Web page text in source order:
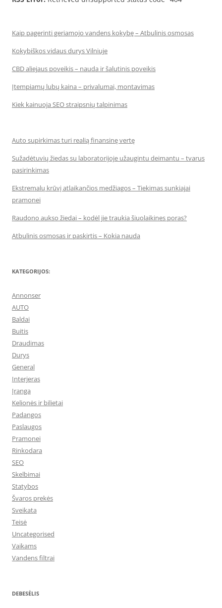
Kaip pagerinti geriamojo vandens kokybę – Atbulinis osmosas
Kokybiškos vidaus durys Vilniuje
CBD aliejaus poveikis – nauda ir šalutinis poveikis
Įtempiamų lubų kaina – privalumai, montavimas
Kiek kainuoja SEO straipsnių talpinimas
Auto supirkimas turi realią finansinę vertę
Sužadėtuvių žiedas su laboratorijoje užaugintu deimantu – tvarus
pasirinkimas
Ekstremalų krūvį atlaikančios medžiagos – Tiekimas sunkiajai
pramonei
Raudono aukso žiedai – kodėl jie traukia šiuolaikines poras?
Atbulinis osmosas ir paskirtis – Kokia nauda
KATEGORIJOS:
Annonser
AUTO
Baldai
Buitis
Draudimas
Durys
General
Interjeras
Įranga
Kelionės ir bilietai
Padangos
Paslaugos
Pramonei
Rinkodara
SEO
Skelbimai
Statybos
Švaros prekės
Sveikata
Teisė
Uncategorised
Vaikams
Vandens filtrai
DEBESĖLIS